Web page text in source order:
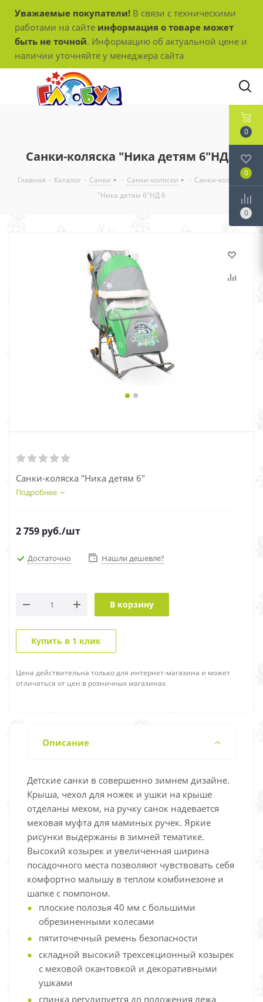
Уважаемые покупатели! В связи с техническими
работами на сайте информация о товаре может
быть не точной. Информацию об актуальной цене и
наличии уточняйте у менеджера сайта
Санки-коляска "Ника детям 6"НД 6
Главная - Каталог - Санки - Санки-коляски - Санки-коляска
"Ника детям 6"НД 6
Санки-коляска "Ника детям 6"
Подробнее
2 759 руб./шт
Достаточно Нашли дешевле?
В корзину
Купить в 1 клик
Цена действительна только для интернет-магазина и может
отличаться от цен в розничных магазинах
Описание
Детские санки в совершенно зимнем дизайне.
Крыша, чехол для ножек и ушки на крыше
отделаны мехом, на ручку санок надевается
меховая муфта для маминых ручек. Яркие
рисунки выдержаны в зимней тематике.
Высокий козырек и увеличенная ширина
посадочного места позволяют чувствовать себя
комфортно малышу в теплом комбинезоне и
шапке с помпоном.
плоские полозья 40 мм с большими
обрезиненными колесами
пятиточечный ремень безопасности
складной высокий трехсекционный козырек
с меховой окантовкой и декоративными
ушками
спинка регулируется до положения лежа
0
0
0